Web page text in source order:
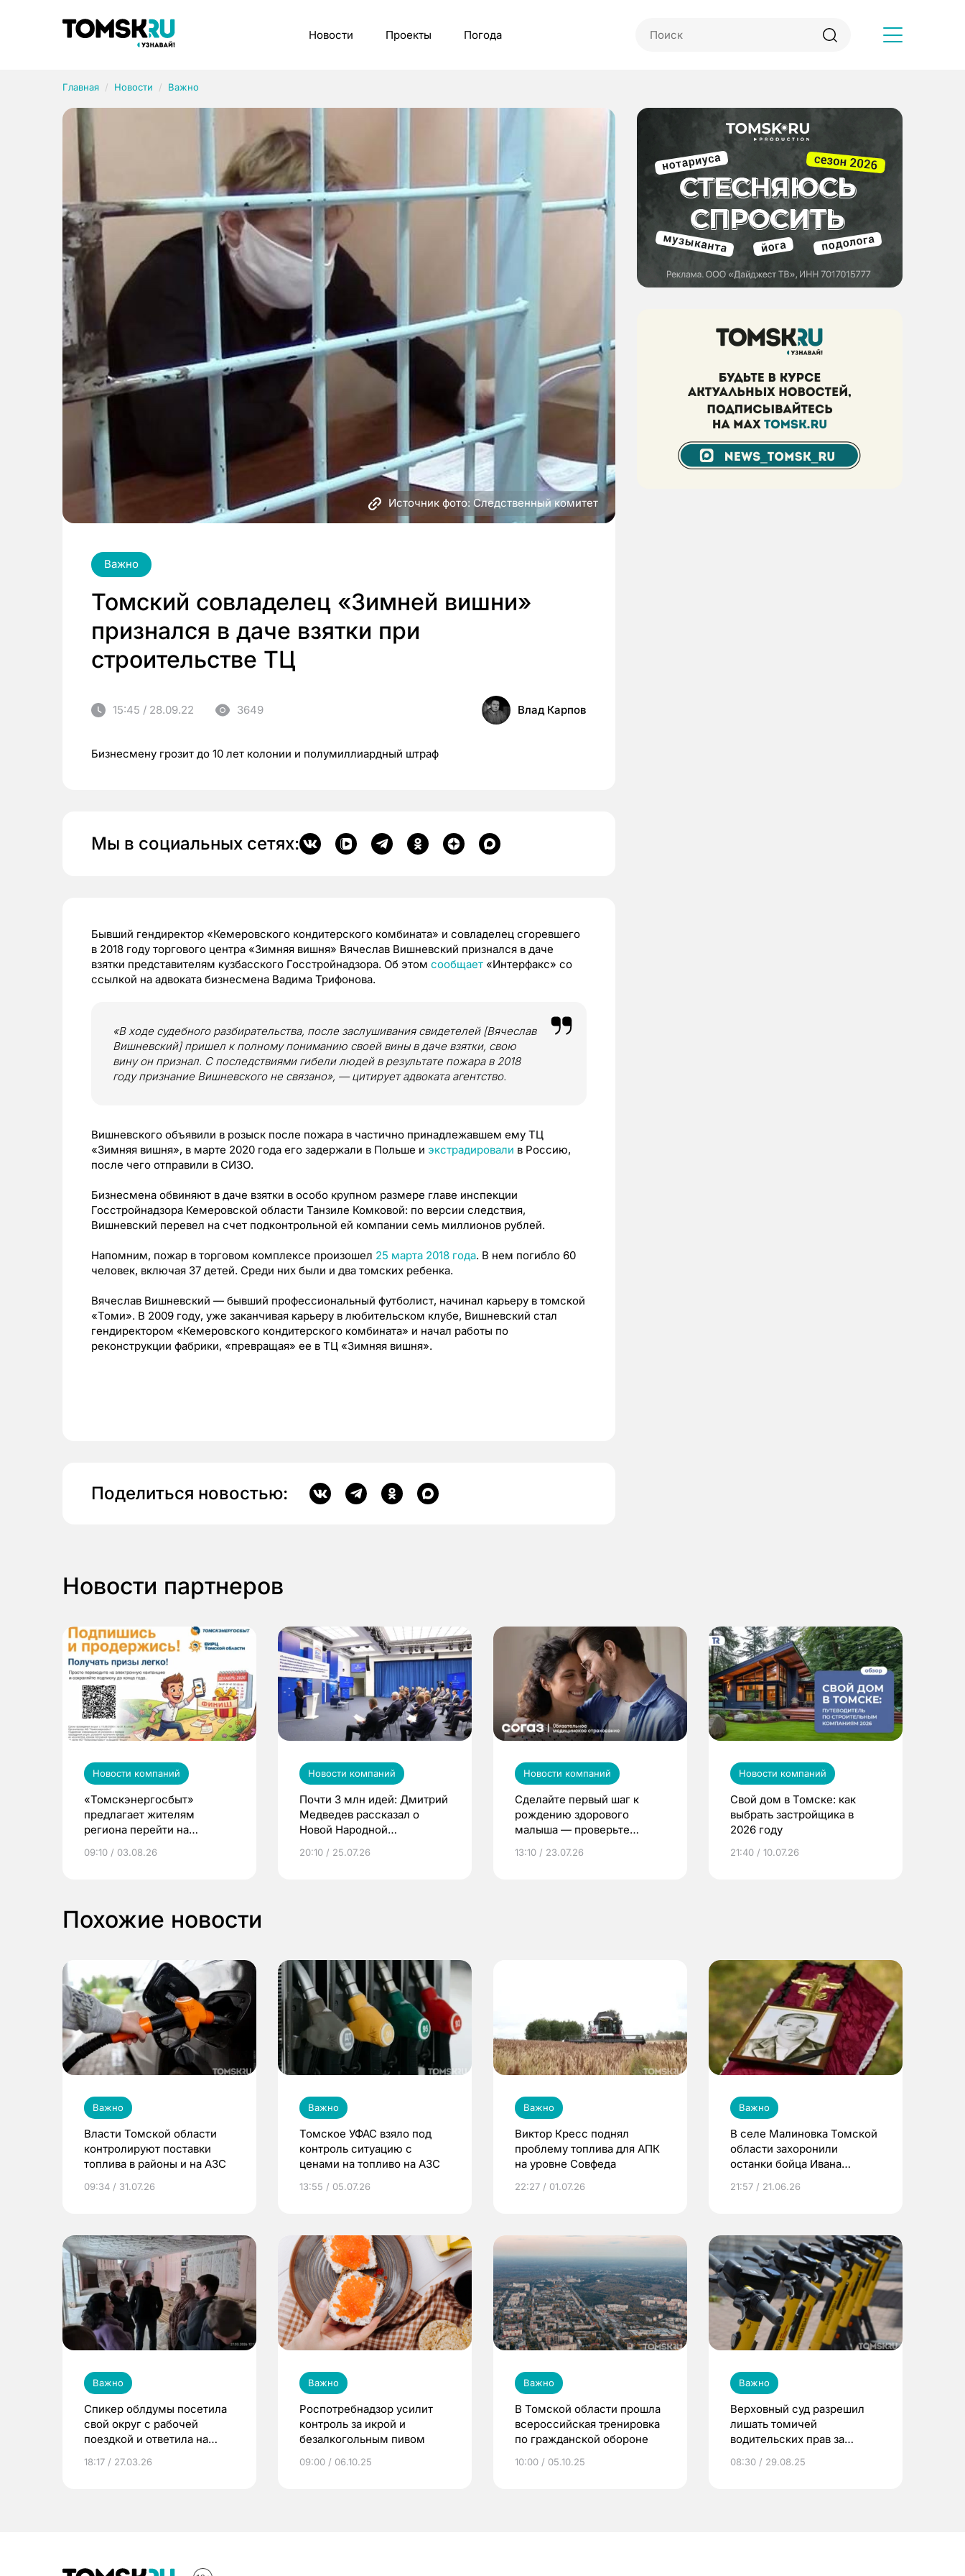
Новости Проекты Погода
Главная Новости Важно
Источник фото: Следственный комитет
Важно
Томский совладелец «Зимней вишни»
признался в даче взятки при
строительстве ТЦ
15:45 / 28.09.22 3649 Влад Карпов
Бизнесмену грозит до 10 лет колонии и полумиллиардный штраф
Мы в социальных сетях:
Бывший гендиректор «Кемеровского кондитерского комбината» и совладелец сгоревшего
в 2018 году торгового центра «Зимняя вишня» Вячеслав Вишневский признался в даче
взятки представителям кузбасского Госстройнадзора. Об этом сообщает «Интерфакс» со
ссылкой на адвоката бизнесмена Вадима Трифонова.
«В ходе судебного разбирательства, после заслушивания свидетелей [Вячеслав
Вишневский] пришел к полному пониманию своей вины в даче взятки, свою
вину он признал. С последствиями гибели людей в результате пожара в 2018
году признание Вишневского не связано», — цитирует адвоката агентство.
Вишневского объявили в розыск после пожара в частично принадлежавшем ему ТЦ
«Зимняя вишня», в марте 2020 года его задержали в Польше и экстрадировали в Россию,
после чего отправили в СИЗО.
Бизнесмена обвиняют в даче взятки в особо крупном размере главе инспекции
Госстройнадзора Кемеровской области Танзиле Комковой: по версии следствия,
Вишневский перевел на счет подконтрольной ей компании семь миллионов рублей.
Напомним, пожар в торговом комплексе произошел 25 марта 2018 года. В нем погибло 60
человек, включая 37 детей. Среди них были и два томских ребенка.
Вячеслав Вишневский — бывший профессиональный футболист, начинал карьеру в томской
«Томи». В 2009 году, уже заканчивая карьеру в любительском клубе, Вишневский стал
гендиректором «Кемеровского кондитерского комбината» и начал работы по
реконструкции фабрики, «превращая» ее в ТЦ «Зимняя вишня».
Поделиться новостью:
Новости партнеров
Новости компаний
«Томскэнергосбыт»
предлагает жителям
региона перейти на
выиграть призы
09:10 / 03.08.26
Новости компаний
Почти 3 млн идей: Дмитрий
Медведев рассказал о
Новой Народной
20:10 / 25.07.26
Новости компаний
Сделайте первый шаг к
рождению здорового
малыша — проверьте
по ОМС!
13:10 / 23.07.26
Новости компаний
Свой дом в Томске: как
выбрать застройщика в
2026 году
21:40 / 10.07.26
Похожие новости
Важно
Власти Томской области
контролируют поставки
топлива в районы и на АЗС
09:34 / 31.07.26
Важно
Томское УФАС взяло под
контроль ситуацию с
ценами на топливо на АЗС
13:55 / 05.07.26
Важно
Виктор Кресс поднял
проблему топлива для АПК
на уровне Совфеда
22:27 / 01.07.26
Важно
В селе Малиновка Томской
области захоронили
останки бойца Ивана
1941 году
21:57 / 21.06.26
Важно
Спикер облдумы посетила
свой округ с рабочей
поездкой и ответила на
выборах
18:17 / 27.03.26
Важно
Роспотребнадзор усилит
контроль за икрой и
безалкогольным пивом
09:00 / 06.10.25
Важно
В Томской области прошла
всероссийская тренировка
по гражданской обороне
10:00 / 05.10.25
Важно
Верховный суд разрешил
лишать томичей
водительских прав за
электросамокатом в
08:30 / 29.08.25
Рубрики